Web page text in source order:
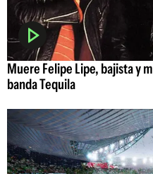
Muere Felipe Lipe, bajista y
banda Tequila